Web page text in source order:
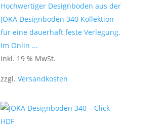
Hochwertiger Designboden aus der
JOKA Designboden 340 Kollektion
für eine dauerhaft feste Verlegung.
Im Onlin ...
inkl. 19 % MwSt.
zzgl.Versandkosten